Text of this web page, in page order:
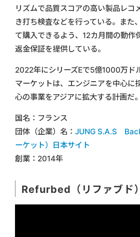
リズムで品質スコアの高い製品レコ
き打ち検査などを行っている。また
て購入できるよう、12カ月間の動作
返金保証を提供している。
2022年にシリーズEで5億1000万ド
マーケットは、エンジニアを中心に
心の事業をアジアに拡大する計画だ。
国名：フランス
団体（企業）名： JUNG S.A.S
ーケット）日本サイト
創業：2014年
Refurbed（リファブド）